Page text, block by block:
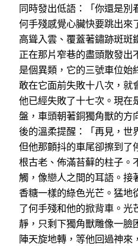
同時發出低語：「你還是別
何手殘感覺心臟快要跳出來
高聳入雲、覆蓋著鏽跡斑斑
正在那片窄巷的盡頭散發出
是個異類，它的三號車位始
敢在它面前失敗十八次，就
他已經失敗了十七次。現在
盤，車頭朝著銅獨角獸的方
後的溫柔提醒：「再見，世
但他那顫抖的車尾卻擦到了
根古老、佈滿苔蘚的柱子。
觸，像戀人之間的耳語。接
香糖一樣的綠色光芒。猛地
了何手殘和他的掀背車。光
靜，只剩下獨角獸雕像一臉
陣天旋地轉，等他回過神來